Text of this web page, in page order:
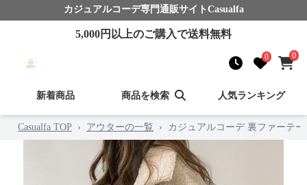
カジュアルコーデ専門通販サイト Casualfa
5,000円以上のご購入で送料無料
0 0
新着商品 商品を検索 人気ランキング
Casualfa TOP › アウターの一覧 › カジュアルコーデ 裏ファーテ